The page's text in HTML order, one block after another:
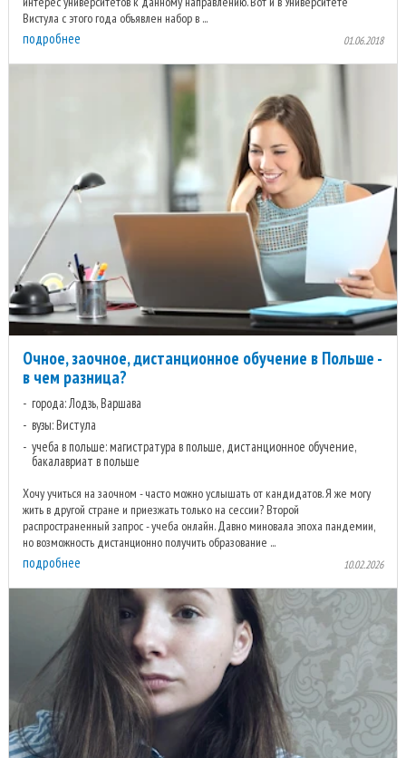
Вистула с этого года объявлен набор в ...
подробнее 01.06.2018
Очное, заочное, дистанционное обучение в Польше -
в чем разница?
города: Лодзь, Варшава
вузы: Вистула
учеба в польше: магистратура в польше, дистанционное обучение,
бакалавриат в польше
Хочу учиться на заочном - часто можно услышать от кандидатов. Я же могу
жить в другой стране и приезжать только на сессии? Второй
распространенный запрос - учеба онлайн. Давно миновала эпоха пандемии,
но возможность дистанционно получить образование ...
подробнее 10.02.2026